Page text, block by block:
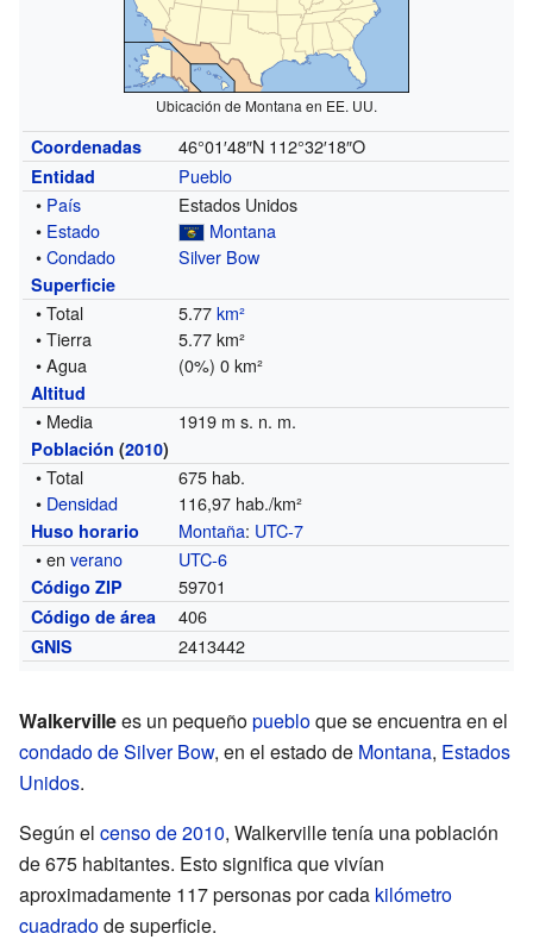
Ubicación de Montana en EE. UU.
Coordenadas 46°01′48″N 112°32′18″O
Entidad
Pueblo
• País
Estados Unidos
• Estado
Montana
•Condado Silver Bow
Superficie
• Total 5.77km²
• Tierra
5.77 km²
• Agua
(0%) 0 km²
Altitud
• Media 1919 m s. n. m.
Población (2010)
• Total
675 hab.
• Densidad 116,97 hab./km²
Huso horario Montaña: UTC-7
• enverano UTC-6
Código ZIP 59701
Código de área 406
GNIS 2413442
Walkervillees un pequeñopuebloque se encuentra en el
condado de Silver Bow, en el estado de Montana, Estados
Unidos.
Según el censo de 2010, Walkerville tenía una población
de 675 habitantes. Esto significa que vivían
aproximadamente 117 personas por cada kilómetro
cuadradode superficie.